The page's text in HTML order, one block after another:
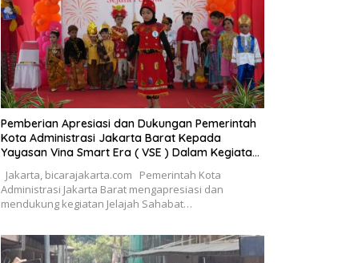
Pemberian Apresiasi dan Dukungan Pemerintah
Kota Administrasi Jakarta Barat Kepada
Yayasan Vina Smart Era ( VSE ) Dalam Kegiatan
Jakarta, bicarajakarta.com Pemerintah Kota
Administrasi Jakarta Barat mengapresiasi dan
mendukung kegiatan Jelajah Sahabat…